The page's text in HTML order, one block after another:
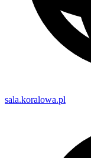
sala.koralowa.pl